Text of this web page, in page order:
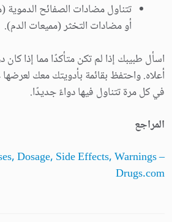
تتناول مضادات الصفائح الدموية
أو مضادات التخثر (مميعات الدم).
اسأل طبيبك إذا لم تكن متأكدًا مما إذا كان
أعلاه. واحتفظ بقائمة بأدويتك معك
في كل مرة تتناول فيها دواءً جديدًا.
المراجع
Dosage, Side Effects, Warnings –
Drugs.com